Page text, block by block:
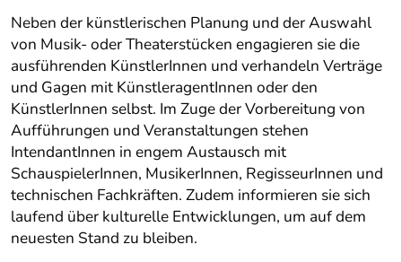
Neben der künstlerischen Planung und der Auswahl
von Musik- oder Theaterstücken engagieren sie die
ausführenden KünstlerInnen und verhandeln Verträge
und Gagen mit KünstleragentInnen oder den
KünstlerInnen selbst. Im Zuge der Vorbereitung von
Aufführungen und Veranstaltungen stehen
IntendantInnen in engem Austausch mit
SchauspielerInnen, MusikerInnen, RegisseurInnen und
technischen Fachkräften. Zudem informieren sie sich
laufend über kulturelle Entwicklungen, um auf dem
neuesten Stand zu bleiben.